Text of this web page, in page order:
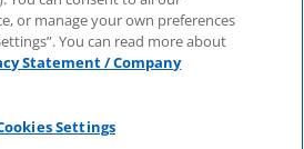
or manage your own preferences
You can read more about
Statement / Company
Settings